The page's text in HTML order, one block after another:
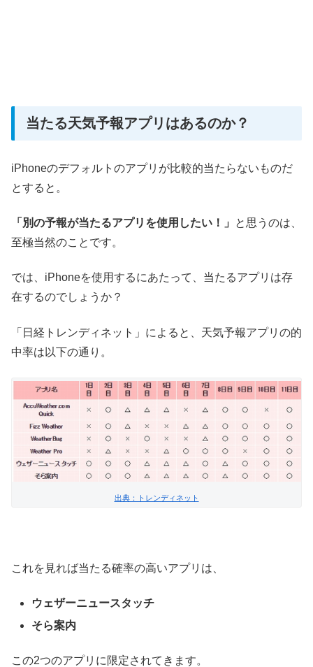
当たる天気予報アプリはあるのか？
iPhoneのデフォルトのアプリが比較的当たらないものだ
とすると。
「別の予報が当たるアプリを使用したい！」
と思うのは、
至極当然のことです。
では、iPhoneを使用するにあたって、当たるアプリは存
在するのでしょうか？
「日経トレンディネット」によると、天気予報アプリの的
中率は以下の通り。
出典：トレンディネット
これを見れば当たる確率の高いアプリは、
ウェザーニュースタッチ
そら案内
この2つのアプリに限定されてきます。